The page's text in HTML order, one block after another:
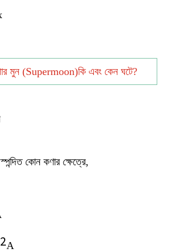
মুন (Supermoon)কি এবং কেন ঘটে?
কোন কণার ক্ষেত্রে,
2A